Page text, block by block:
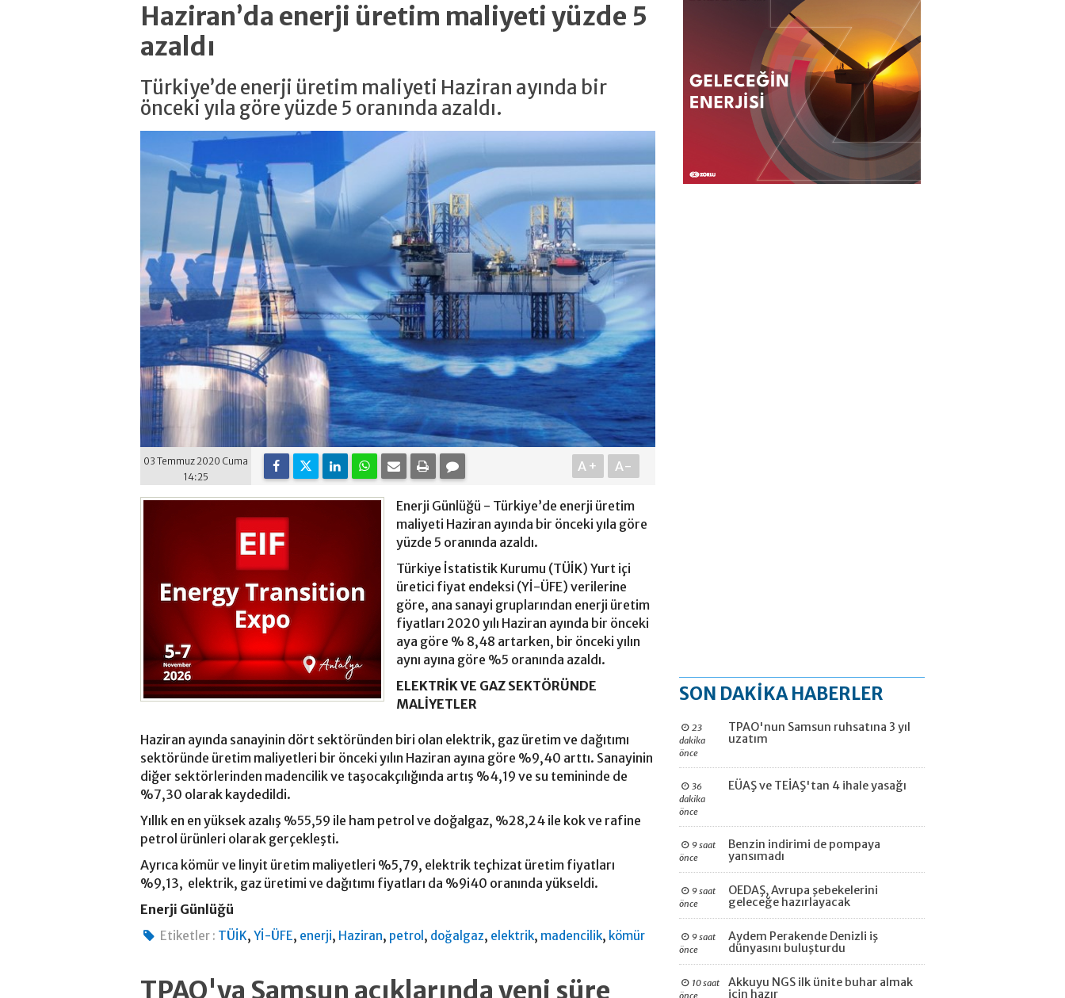
Haziran’da enerji üretim maliyeti yüzde 5
azaldı
Türkiye’de enerji üretim maliyeti Haziran ayında bir
önceki yıla göre yüzde 5 oranında azaldı.
03 Temmuz 2020 Cuma
14:25
A+ A-
Enerji Günlüğü - Türkiye’de enerji üretim
maliyeti Haziran ayında bir önceki yıla göre
yüzde 5 oranında azaldı.
Türkiye İstatistik Kurumu (TÜİK) Yurt içi
üretici fiyat endeksi (Yİ-ÜFE) verilerine
göre, ana sanayi gruplarından enerji üretim
fiyatları 2020 yılı Haziran ayında bir önceki
aya göre % 8,48 artarken, bir önceki yılın
aynı ayına göre %5 oranında azaldı.
ELEKTRİK VE GAZ SEKTÖRÜNDE
MALİYETLER
Haziran ayında sanayinin dört sektöründen biri olan elektrik, gaz üretim ve dağıtımı
sektöründe üretim maliyetleri bir önceki yılın Haziran ayına göre %9,40 arttı. Sanayinin
diğer sektörlerinden madencilik ve taşocakçılığında artış %4,19 ve su temininde de
%7,30 olarak kaydedildi.
Yıllık en en yüksek azalış %55,59 ile ham petrol ve doğalgaz, %28,24 ile kok ve rafine
petrol ürünleri olarak gerçekleşti.
Ayrıca kömür ve linyit üretim maliyetleri %5,79, elektrik teçhizat üretim fiyatları
%9,13, elektrik, gaz üretimi ve dağıtımı fiyatları da %9i40 oranında yükseldi.
Enerji Günlüğü
Etiketler : TÜİK,Yİ-ÜFE, enerji, Haziran, petrol , doğalgaz, elektrik, madencilik, kömür
TPAO'ya Samsun açıklarında yeni süre
SON DAKİKA HABERLER
23
dakika
önce
TPAO'nun Samsun ruhsatına 3 yıl
uzatım
36
dakika
önce
EÜAŞ ve TEİAŞ'tan 4 ihale yasağı
9 saat
önce
Benzin indirimi de pompaya
yansımadı
9 saat
önce
OEDAŞ, Avrupa şebekelerini
geleceğe hazırlayacak
9 saat
önce
Aydem Perakende Denizli iş
dünyasını buluşturdu
10 saat
önce
Akkuyu NGS ilk ünite buhar almak
için hazır